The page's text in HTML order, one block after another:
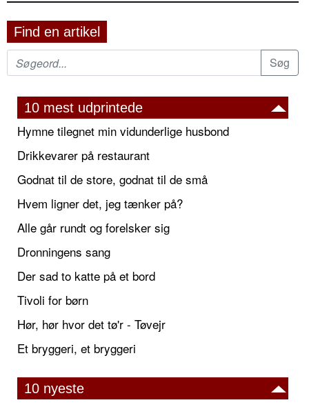
Find en artikel
10 mest udprintede
Hymne tilegnet min vidunderlige husbond
Drikkevarer på restaurant
Godnat til de store, godnat til de små
Hvem ligner det, jeg tænker på?
Alle går rundt og forelsker sig
Dronningens sang
Der sad to katte på et bord
Tivoli for børn
Hør, hør hvor det tø'r - Tøvejr
Et bryggeri, et bryggeri
10 nyeste